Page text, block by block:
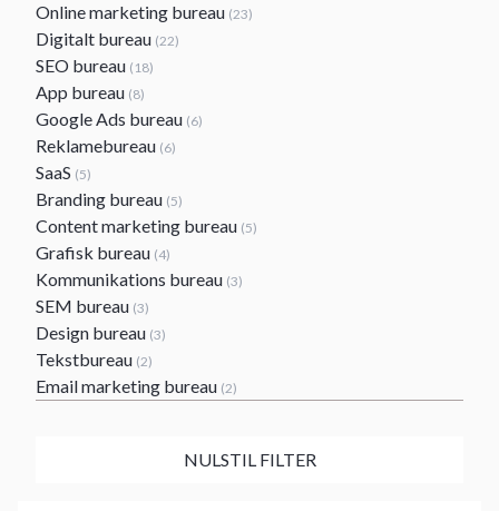
Online marketing bureau (23)
Digitalt bureau (22)
SEO bureau (18)
App bureau (8)
Google Ads bureau (6)
Reklamebureau (6)
SaaS (5)
Branding bureau (5)
Content marketing bureau (5)
Grafisk bureau (4)
Kommunikations bureau (3)
SEM bureau (3)
Design bureau (3)
Tekstbureau (2)
Email marketing bureau (2)
NULSTIL FILTER